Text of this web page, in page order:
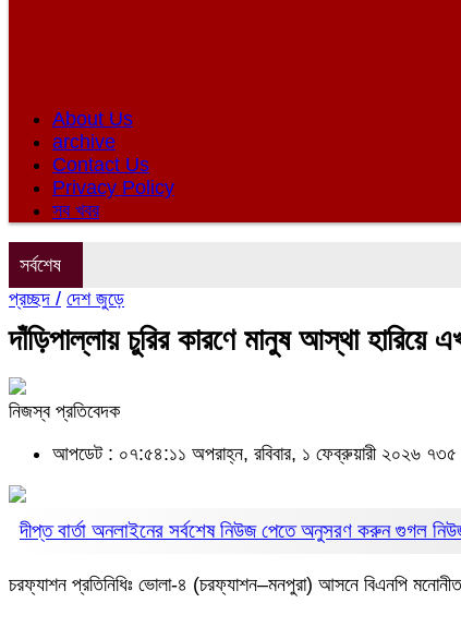
About Us
archive
Contact Us
Privacy Policy
সব খবর
সর্বশেষ
প্রচ্ছদ / দেশ জুড়ে
দাঁড়িপাল্লায় চুরির কারণে মানুষ আস্থা
নিজস্ব প্রতিবেদক
আপডেট : ০৭:৫৪:১১ অপরাহ্ন, রবিবার, ১ ফেব্রুয়ারী ২০২৬ ৭৩৫
দীপ্ত বার্তা অনলাইনের সর্বশেষ নিউজ পেতে অনুসরণ করুনগুগল
চরফ্যাশন প্রতিনিধিঃ ভোলা-৪ (চরফ্যাশন–মনপুরা) আসনে বিএনপি